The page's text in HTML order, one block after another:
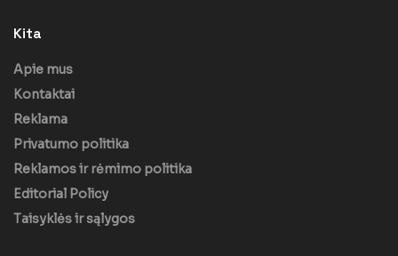
Kita
Apie mus
Kontaktai
Reklama
Privatumo politika
Reklamos ir rėmimo politika
Editorial Policy
Taisyklės ir sąlygos